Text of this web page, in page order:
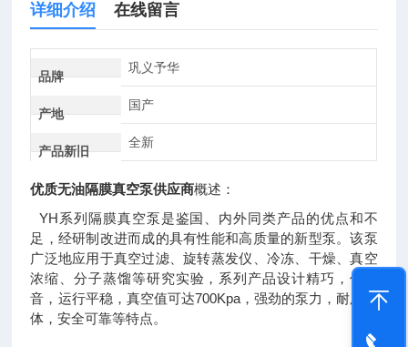
详细介绍 在线留言
品牌
巩义予华
产地
国产
产品新旧
全新
优质无油隔膜真空泵供应商概述：
YH系列隔膜真空泵是鉴国、内外同类产品的优点和不
足，经研制改进而成的具有性能和高质量的新型泵。该泵
广泛地应用于真空过滤、旋转蒸发仪、冷冻、干燥、真空
浓缩、分子蒸馏等研究实验，系列产品设计精巧，低噪
音，运行平稳，真空值可达700Kpa，强劲的泵力，耐腐腔
体，安全可靠等特点。